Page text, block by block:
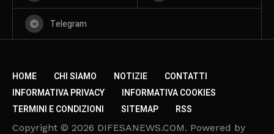
Telegram
HOME CHI SIAMO NOTIZIE
CONTATTI
INFORMATIVA PRIVACY
INFORMATIVA COOKIES
TERMINI E CONDIZIONI
SITEMAP RSS
Copyright © 2026 DIFESANEWS.COM. Powered by